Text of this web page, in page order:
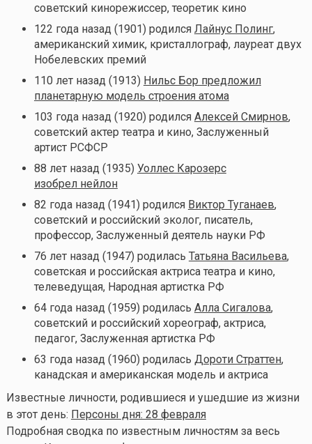
советский кинорежиссер, теоретик кино
122 года назад (1901) родился Лайнус Полинг,
американский химик, кристаллограф, лауреат двух
Нобелевских премий
110 лет назад (1913) Нильс Бор предложил
планетарную модель строения атома
103 года назад (1920) родился Алексей Смирнов,
советский актер театра и кино, Заслуженный
артист РСФСР
88 лет назад (1935) Уоллес Карозерс
изобрел нейлон
82 года назад (1941) родился Виктор Туганаев,
советский и российский эколог, писатель,
профессор, Заслуженный деятель науки РФ
76 лет назад (1947) родилась Татьяна Васильева,
советская и российская актриса театра и кино,
телеведущая, Народная артистка РФ
64 года назад (1959) родилась Алла Сигалова,
советский и российский хореограф, актриса,
педагог, Заслуженная артистка РФ
63 года назад (1960) родилась Дороти Страттен,
канадская и американская модель и актриса
Известные личности, родившиеся и ушедшие из жизни
в этот день: Персоны дня: 28 февраля
Подробная сводка по известным личностям за весь